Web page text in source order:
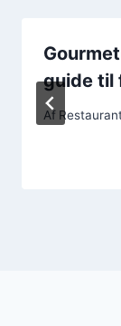
guide til
Af